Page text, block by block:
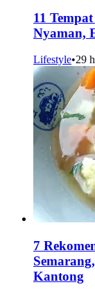
11
Nyaman,
Lifestyle•29
7
Kantong